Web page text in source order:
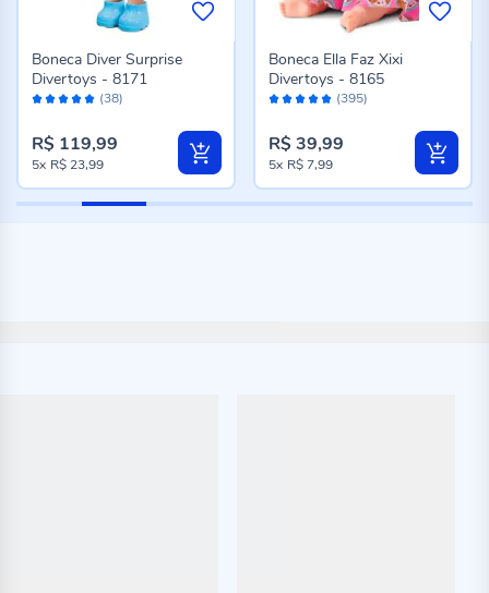
Avaliação: (38)
Boneca Diver Surprise
Divertoys - 8171
R$ 119,99
5x R$ 23,99
Avaliação: (395)
Boneca Ella Faz Xixi
Divertoys - 8165
R$ 39,99
5x R$ 7,99